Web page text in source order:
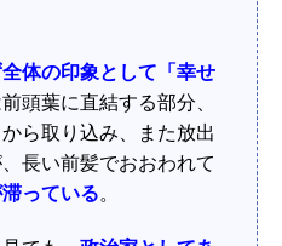
全体の印象として「幸せ
頭葉に直結する部分、
ら取り込み、また放出
長い前髪でおおわれて
っている。